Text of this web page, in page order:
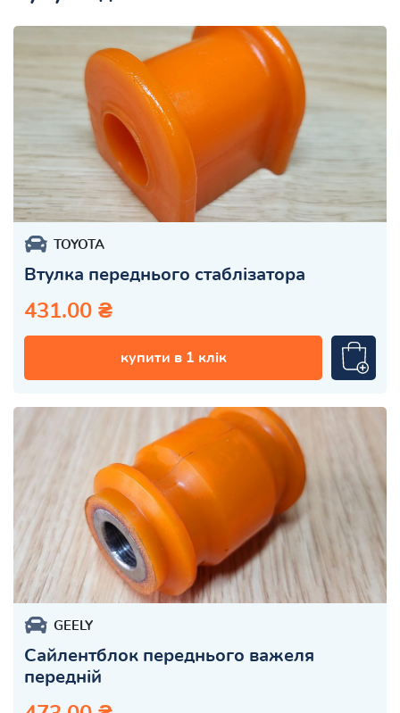
TOYOTA
Втулка переднього стаблізатора
431.00 ₴
купити в 1 клік
GEELY
Сайлентблок переднього важеля
передній